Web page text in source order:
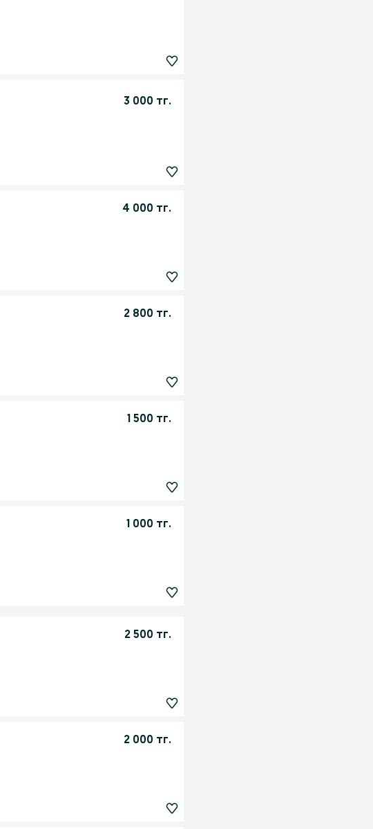
3 000 тг.
4 000 тг.
2 800 тг.
1 500 тг.
1 000 тг.
2 500 тг.
2 000 тг.